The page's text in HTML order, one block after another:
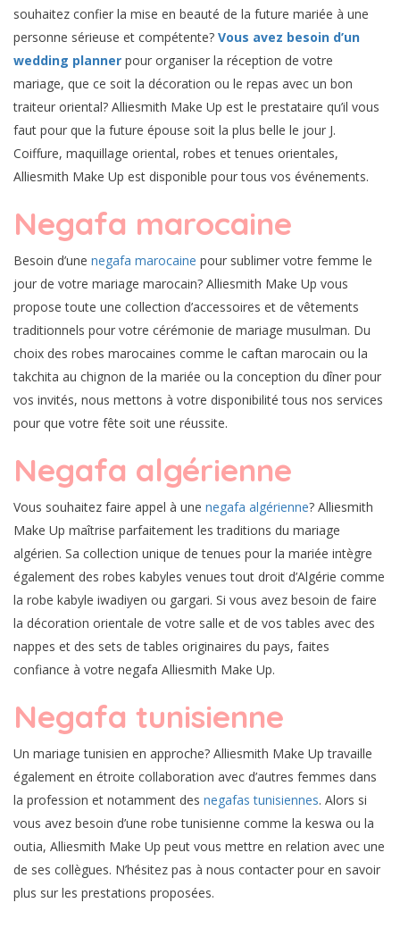
souhaitez confier la mise en beauté de la future mariée à une
personne sérieuse et compétente? Vous avez besoin d’un
wedding planner pour organiser la réception de votre
mariage, que ce soit la décoration ou le repas avec un bon
traiteur oriental? Alliesmith Make Up est le prestataire qu’il vous
faut pour que la future épouse soit la plus belle le jour J.
Coiffure, maquillage oriental, robes et tenues orientales,
Alliesmith Make Up est disponible pour tous vos événements.
Negafa marocaine
Besoin d’une negafa marocaine pour sublimer votre femme le
jour de votre mariage marocain? Alliesmith Make Up vous
propose toute une collection d’accessoires et de vêtements
traditionnels pour votre cérémonie de mariage musulman. Du
choix des robes marocaines comme le caftan marocain ou la
takchita au chignon de la mariée ou la conception du dîner pour
vos invités, nous mettons à votre disponibilité tous nos services
pour que votre fête soit une réussite.
Negafa algérienne
Vous souhaitez faire appel à une negafa algérienne? Alliesmith
Make Up maîtrise parfaitement les traditions du mariage
algérien. Sa collection unique de tenues pour la mariée intègre
également des robes kabyles venues tout droit d’Algérie comme
la robe kabyle iwadiyen ou gargari. Si vous avez besoin de faire
la décoration orientale de votre salle et de vos tables avec des
nappes et des sets de tables originaires du pays, faites
confiance à votre negafa Alliesmith Make Up.
Negafa tunisienne
Un mariage tunisien en approche? Alliesmith Make Up travaille
également en étroite collaboration avec d’autres femmes dans
la profession et notamment des negafas tunisiennes. Alors si
vous avez besoin d’une robe tunisienne comme la keswa ou la
outia, Alliesmith Make Up peut vous mettre en relation avec une
de ses collègues. N’hésitez pas à nous contacter pour en savoir
plus sur les prestations proposées.